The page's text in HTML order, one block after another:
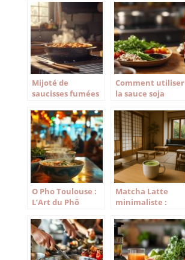
gastronomie
française
Techniques &
Astuces pour
Garder leur
Valeur Nutritive
Intacte
Mijoté de
saucisses fumées
recette
traditionnelle
revisitée
Comment utiliser
la sauce soja
recettes
asiatiques
O Pho Toulouse :
L’Art du Phô
la Ville Rose
Matcha Latte
minimaliste :
monochrome et
astuces barista